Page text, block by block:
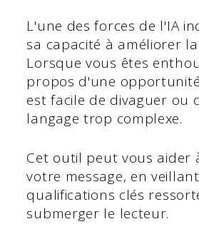
L'une des forces de l'IA
sa capacité à améliorer
Lorsque vous êtes
propos d'une
est facile de divaguer ou
langage trop complexe.
Cet outil peut vous aider
votre message, en
qualifications clés
submerger le lecteur.